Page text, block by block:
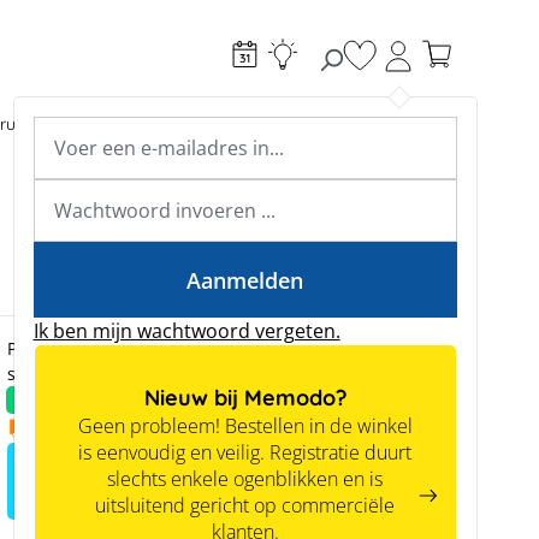
Academy & webinars
Expertkennis
Tools
Je hebt 0 items op
Ik ben mijn wachtwoord vergeten.
Aanmelden
Nieuw bij Memodo?
Geen probleem! Bestellen in de winkel
is eenvoudig en veilig. Registratie duurt
slechts enkele ogenblikken en is
uitsluitend gericht op commerciële
klanten.
Toebehoren
Prijzen zijn alleen zichtbaar voor zakelijke klanten na
succesvolle registratie.
10.12.2026
Meld je aan voor het zien van
prijzen